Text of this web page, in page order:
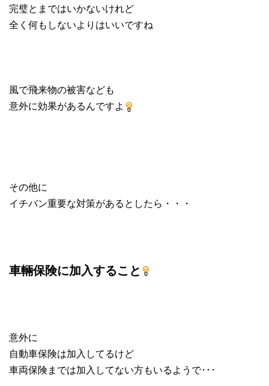
完璧とまではいかないけれど
全く何もしないよりはいいですね
風で飛来物の被害なども
意外に効果があるんですよ
その他に
イチバン重要な対策があるとしたら・・・
車輛保険に加入すること
意外に
自動車保険は加入してるけど
車両保険までは加入してない方もいるようで･･･